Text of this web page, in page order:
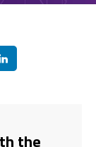
the